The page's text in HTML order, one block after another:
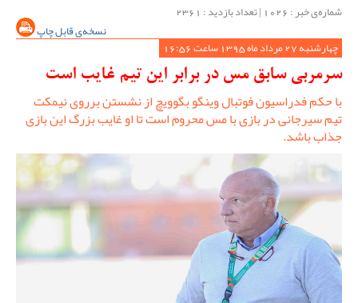
شماره‌ی خبر : ‌1026 | تعداد بازدید : 2361
نسخه‌ی قابل چاپ
چهارشنبه 27 مرداد ماه 1395 ساعت 16:56
سرمربی سابق مس در برابر این تیم غایب است
با حکم فدراسیون فوتبال وینگو بگوویچ از نشستن برروی نیمکت
تیم سیرجانی در بازی با مس محروم است تا او غایب بزرگ این بازی
جذاب باشد.